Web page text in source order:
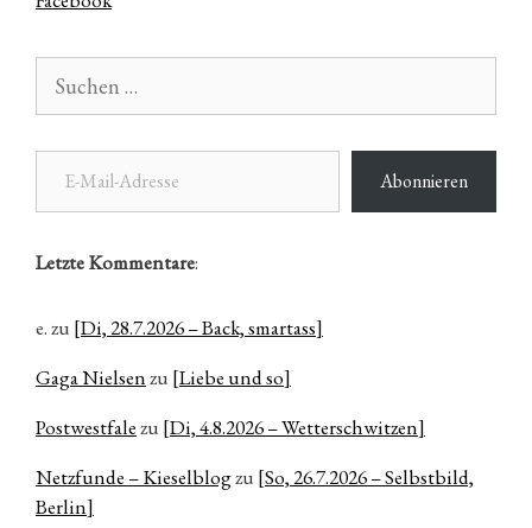
nach:
E-Mail-Adresse
Abonnieren
Letzte Kommentare:
e.zu [Di, 28.7.2026 – Back, smartass]
Gaga Nielsenzu [Liebe und so]
Postwestfalezu [Di, 4.8.2026 – Wetterschwitzen]
Netzfunde – Kieselblogzu [So, 26.7.2026 – Selbstbild,
Berlin]